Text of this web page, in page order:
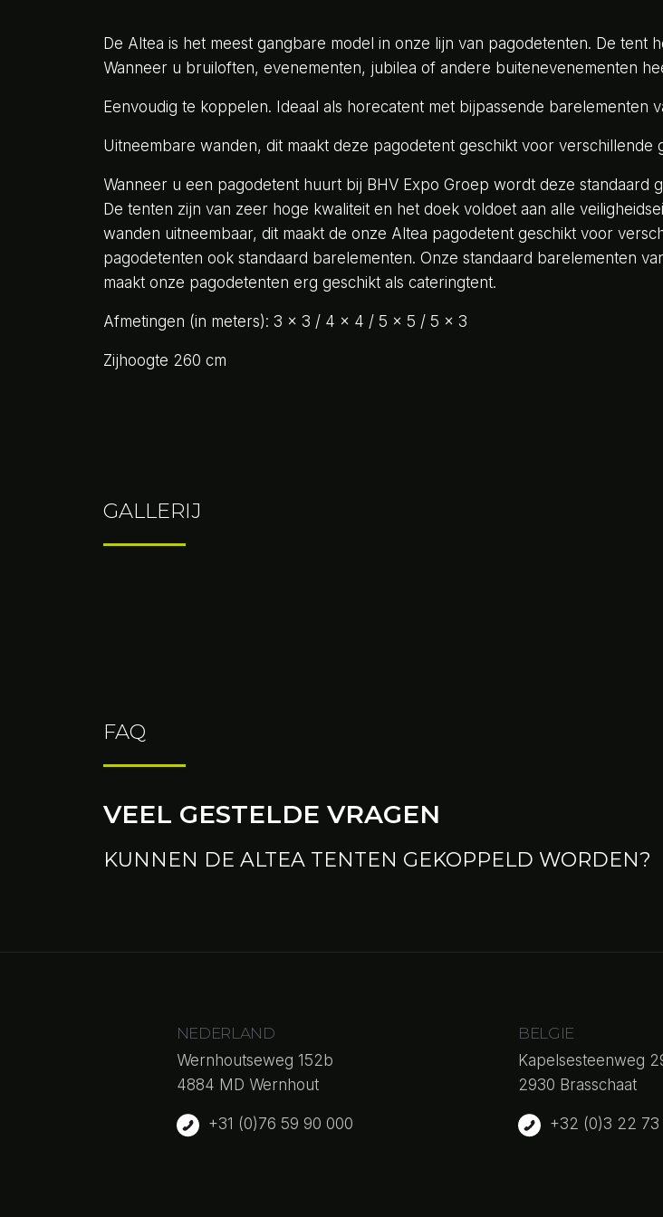
De Altea is het meest gangbare model in onze lijn van pagodetenten. De tent
Wanneer u bruiloften, evenementen, jubilea of andere buitenevenementen
Eenvoudig te koppelen. Ideaal als horecatent met bijpassende barelementen
Uitneembare wanden, dit maakt deze pagodetent geschikt voor verschillende
Wanneer u een pagodetent huurt bij BHV Expo Groep wordt deze
De tenten zijn van zeer hoge kwaliteit en het doek voldoet aan alle
wanden uitneembaar, dit maakt de onze Altea pagodetent geschikt voor
pagodetenten ook standaard barelementen. Onze standaard barelementen
maakt onze pagodetenten erg geschikt als cateringtent.
Afmetingen (in meters): 3 x 3 / 4 x 4 / 5 x 5 / 5 x 3
Zijhoogte 260 cm
GALLERIJ
FAQ
VEEL GESTELDE VRAGEN
KUNNEN DE ALTEA TENTEN GEKOPPELD WORDEN?
NEDERLAND
Wernhoutseweg 152b
4884 MD Wernhout
+31 (0)76 59 90 000
BELGIE
Kapelsesteenweg
2930 Brasschaat
+32 (0)3 22 73